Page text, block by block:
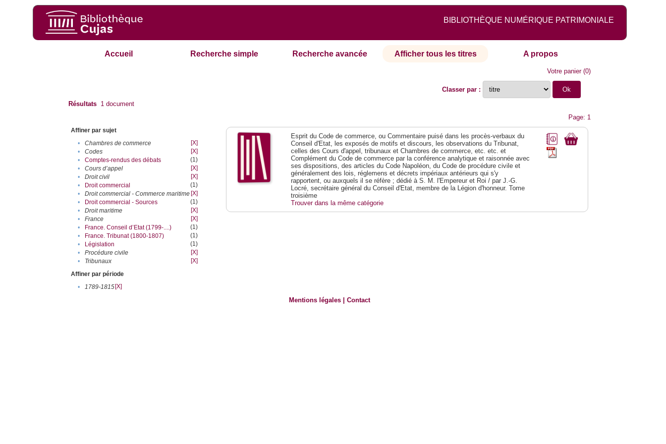
BIBLIOTHÈQUE NUMÉRIQUE PATRIMONIALE
Accueil Recherche simple Recherche avancée Afficher tous les titres A propos
Votre panier(0)
Classer par :
Résultats 1 document
Page: 1
Affiner par sujet
•
Chambres de commerce
[X]
•
Codes
[X]
•
Comptes-rendus des débats
(1)
•
Cours d’appel
[X]
•
Droit civil
[X]
•
Droit commercial
(1)
•
Droit commercial - Commerce maritime [X]
•
Droit commercial - Sources
(1)
•
Droit maritime
[X]
•
France
[X]
•
France. Conseil d’Etat (1799-....)
(1)
•
France. Tribunat (1800-1807)
(1)
•
Législation
(1)
•
Procédure civile
[X]
•
Tribunaux
[X]
Affiner par période
•
1789-1815[X]
Esprit du Code de commerce, ou Commentaire puisé dans les procès-verbaux du
Conseil d'Etat, les exposés de motifs et discours, les observations du Tribunat,
celles des Cours d'appel, tribunaux et Chambres de commerce, etc. etc. et
Complément du Code de commerce par la conférence analytique et raisonnée avec
ses dispositions, des articles du Code Napoléon, du Code de procédure civile et
généralement des lois, réglemens et décrets impériaux antérieurs qui s'y
rapportent, ou auxquels il se réfère ; dédié à S. M. l'Empereur et Roi / par J.-G.
Locré, secrétaire général du Conseil d'Etat, membre de la Légion d'honneur. Tome
troisième
Trouver dans la même catégorie
Mentions légales |Contact